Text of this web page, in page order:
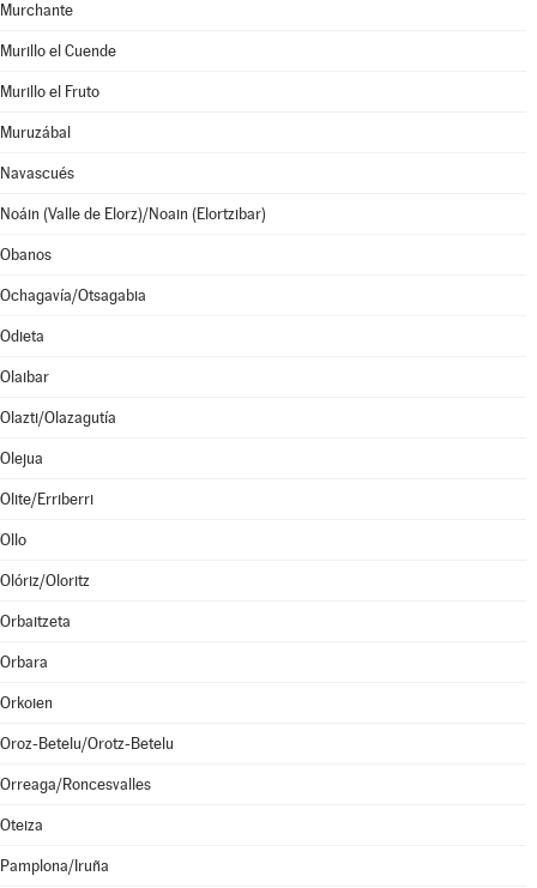
Murchante
Murillo el Cuende
Murillo el Fruto
Muruzábal
Navascués
Noáin (Valle de Elorz)/Noain (Elortzibar)
Obanos
Ochagavía/Otsagabia
Odieta
Olaibar
Olazti/Olazagutía
Olejua
Olite/Erriberri
Ollo
Olóriz/Oloritz
Orbaitzeta
Orbara
Orkoien
Oroz-Betelu/Orotz-Betelu
Orreaga/Roncesvalles
Oteiza
Pamplona/Iruña